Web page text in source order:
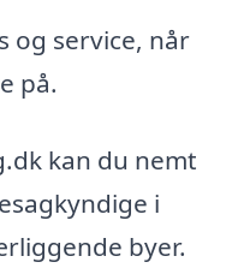
og service, når
på.
kan du nemt
i
byer.